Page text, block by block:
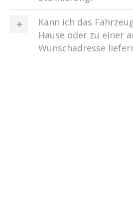
Kann ich das
Hause oder zu einer
Wunschadresse